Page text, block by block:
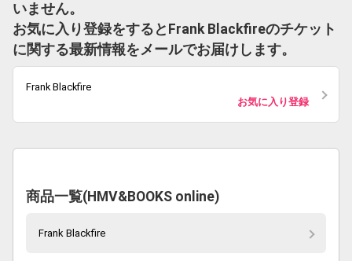
いません。
お気に入り登録をするとFrank Blackfireのチケット
に関する最新情報をメールでお届けします。
Frank Blackfire
お気に入り登録
商品一覧(HMV&BOOKS online)
Frank Blackfire